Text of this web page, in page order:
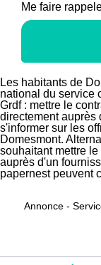
Me faire
Les habitants de
national du service
Grdf : mettre le
directement auprès
s'informer sur les
Domesmont.
souhaitant mettre
auprès d'un
papernest peuvent
Annonce -